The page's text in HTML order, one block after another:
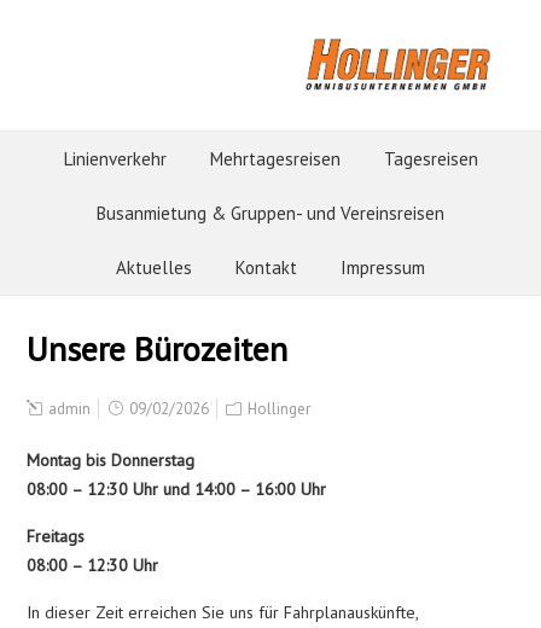
Linienverkehr Mehrtagesreisen Tagesreisen
Busanmietung & Gruppen- und Vereinsreisen
Aktuelles Kontakt Impressum
Unsere Bürozeiten
admin 09/02/2026 Hollinger
Montag bis Donnerstag
08:00 – 12:30 Uhr und 14:00 – 16:00 Uhr
Freitags
08:00 – 12:30 Uhr
In dieser Zeit erreichen Sie uns für Fahrplanauskünfte,